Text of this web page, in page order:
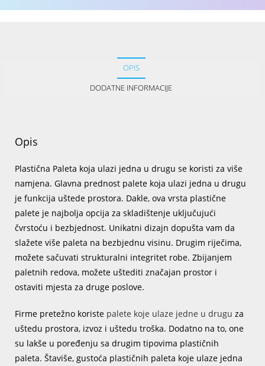
OPIS
DODATNE INFORMACIJE
Opis
Plastična Paleta koja ulazi jedna u drugu se koristi za više
namjena. Glavna prednost palete koja ulazi jedna u drugu
je funkcija uštede prostora. Dakle, ova vrsta plastične
palete je najbolja opcija za skladištenje uključujući
čvrstoću i bezbjednost. Unikatni dizajn dopušta vam da
slažete više paleta na bezbjednu visinu. Drugim riječima,
možete sačuvati strukturalni integritet robe. Zbijanjem
paletnih redova, možete uštediti značajan prostor i
ostaviti mjesta za druge poslove.
Firme pretežno koriste palete koje ulaze jedne u drugu za
uštedu prostora, izvoz i uštedu troška. Dodatno na to, one
su lakše u poređenju sa drugim tipovima plastičnih
paleta. Štaviše, gustoća plastičnih paleta koje ulaze jedna